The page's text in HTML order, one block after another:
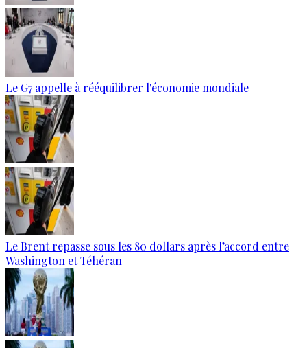
Le G7 appelle à rééquilibrer l'économie mondiale
Le Brent repasse sous les 80 dollars après l’accord entre
Washington et Téhéran